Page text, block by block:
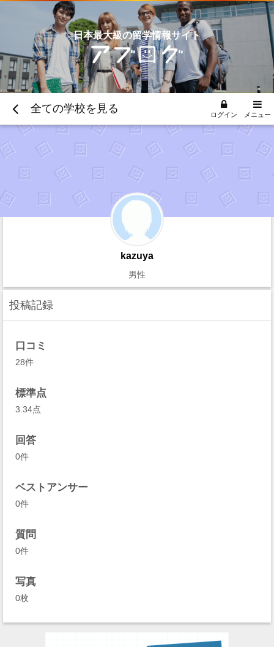
日本最大級の留学情報サイト
全ての学校を見る ログイン メニュー
kazuya
男性
投稿記録
口コミ
28件
標準点
3.34点
回答
0件
ベストアンサー
0件
質問
0件
写真
0枚